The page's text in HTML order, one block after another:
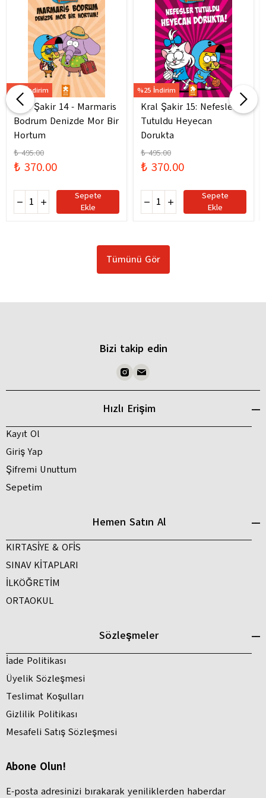
%25 İndirim
Kral Şakir 14 - Marmaris
Bodrum Denizde Mor Bir
Hortum
₺ 495.00
₺ 370.00
Sepete
Ekle
%25 İndirim
Kral Şakir 15: Nefesler
Tutuldu Heyecan
Dorukta
₺ 495.00
₺ 370.00
Sepete
Ekle
Tümünü Gör
Bizi takip edin
Hızlı Erişim
Kayıt Ol
Giriş Yap
Şifremi Unuttum
Sepetim
Hemen Satın Al
KIRTASİYE & OFİS
SINAV KİTAPLARI
İLKÖĞRETİM
ORTAOKUL
Sözleşmeler
İade Politikası
Üyelik Sözleşmesi
Teslimat Koşulları
Gizlilik Politikası
Mesafeli Satış Sözleşmesi
Abone Olun!
E-posta adresinizi bırakarak yeniliklerden haberdar